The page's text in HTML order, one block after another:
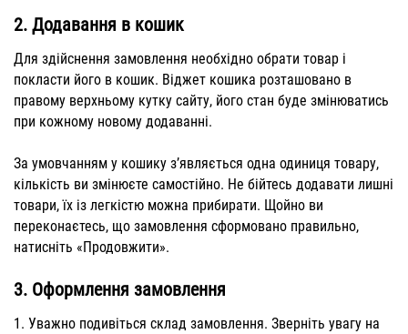
2. Додавання в кошик
Для здійснення замовлення необхідно обрати товар і
покласти його в кошик. Віджет кошика розташовано в
правому верхньому кутку сайту, його стан буде змінюватись
при кожному новому додаванні.
За умовчанням у кошику з’являється одна одиниця товару,
кількість ви змінюєте самостійно. Не бійтесь додавати лишні
товари, їх із легкістю можна прибирати. Щойно ви
переконаєтесь, що замовлення сформовано правильно,
натисніть «Продовжити».
3. Оформлення замовлення
1. Уважно подивіться склад замовлення. Зверніть увагу на